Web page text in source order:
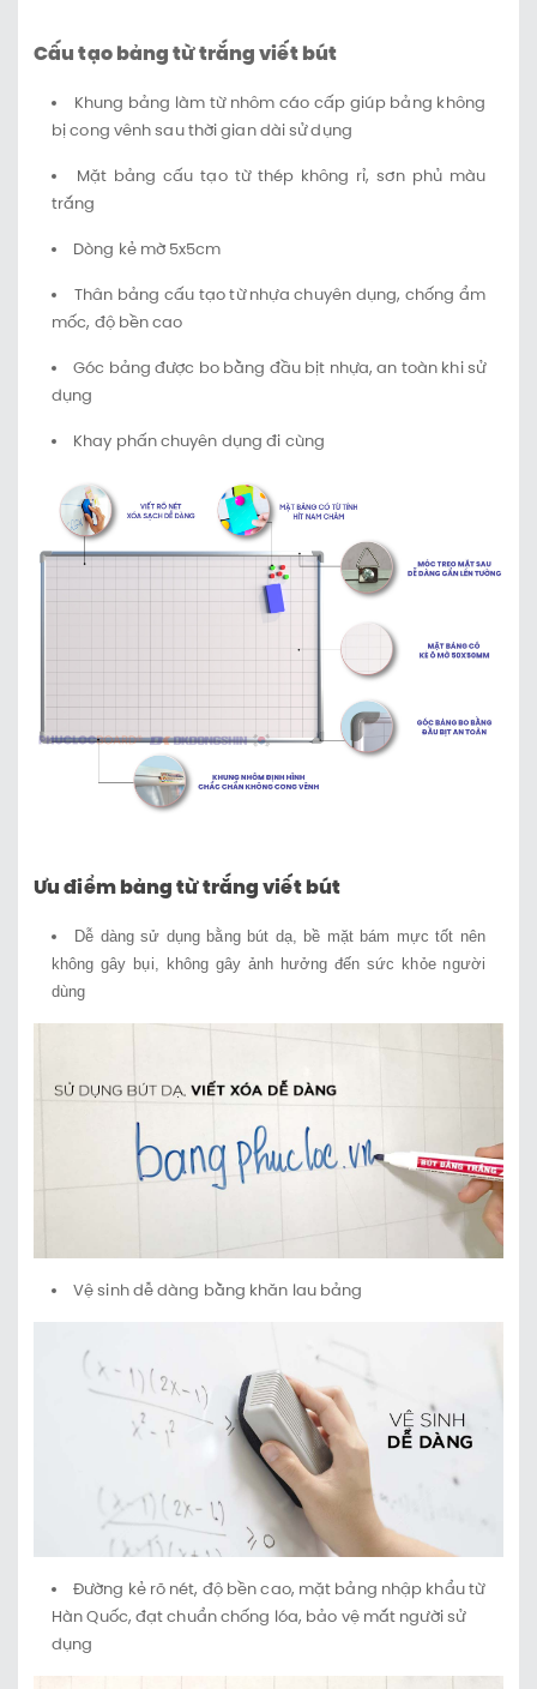
Cấu tạo bảng từ trắng viết bút
Khung bảng làm từ nhôm cáo cấp giúp bảng không
bị cong vênh sau thời gian dài sử dụng
Mặt bảng cấu tạo từ thép không rỉ, sơn phủ màu
trắng
Dòng kẻ mờ 5x5cm
Thân bảng cấu tạo từ nhựa chuyên dụng, chống ẩm
mốc, độ bền cao
Góc bảng được bo bằng đầu bịt nhựa, an toàn khi sử
dụng
Khay phấn chuyên dụng đi cùng
Ưu điểm bảng từ trắng viết bút
Dễ dàng sử dụng bằng bút dạ, bề mặt bám mực tốt nên
không gây bụi, không gây ảnh hưởng đến sức khỏe người
dùng
Vệ sinh dễ dàng bằng khăn lau bảng
Đường kẻ rõ nét, độ bền cao, mặt bảng nhập khẩu từ
Hàn Quốc, đạt chuẩn chống lóa, bảo vệ mắt người sử
dụng